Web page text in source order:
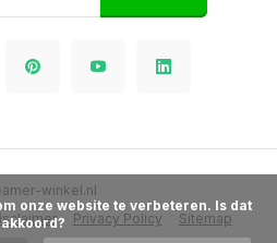
Privacy Policy Sitemap
winkel.nl
akkoord?